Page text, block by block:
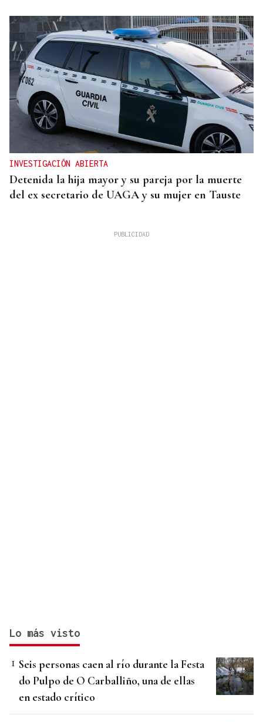
INVESTIGACIÓN ABIERTA
Detenida la hija mayor y su pareja por la muerte
del ex secretario de UAGA y su mujer en Tauste
Lo más visto
Seis personas caen al río durante la Festa
do Pulpo de O Carballiño, una de ellas
en estado crítico